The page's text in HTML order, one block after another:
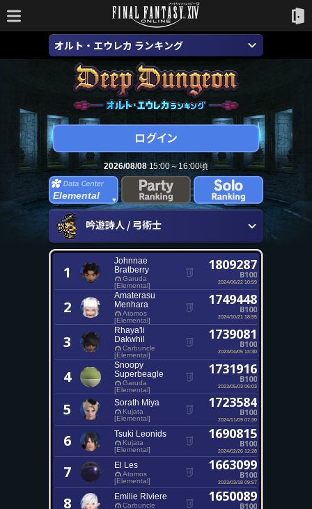
オルト・エウレカ ランキング
2026/08/0815:00～16:00頃
Elemental
吟遊詩人 / 弓術士
1
Johnnae
Bratberry
Garuda
[Elemental]
1809287
B100
2024/06/22 10:59
2
Amaterasu
Menhara
Atomos
[Elemental]
1749448
B100
2024/10/21 18:55
3
Rhaya'li
Dakwhil
Carbuncle
[Elemental]
1739081
B100
2023/04/05 13:30
4
Snoopy
Superbeagle
Garuda
[Elemental]
1731916
B100
2023/05/03 06:03
5 Sorath Miya
Kujata
[Elemental]
1723584
B100
2024/11/09 07:30
6 Tsuki Leonids
Kujata
[Elemental]
1690815
B100
2024/02/26 12:28
7 El Les
Atomos
[Elemental]
1663099
B100
2023/03/18 09:57
8 Emilie Riviere
Carbuncle
1650089
B100